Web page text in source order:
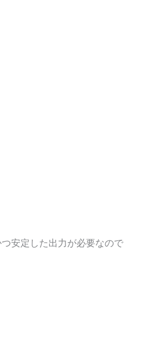
安定した出力が必要なので